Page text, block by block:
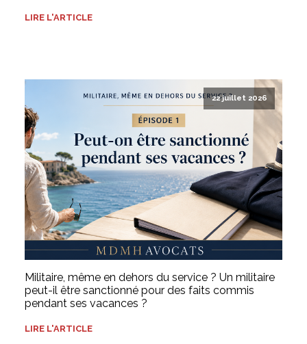
LIRE L'ARTICLE
22 juillet 2026
Militaire, même en dehors du service ? Un militaire
peut-il être sanctionné pour des faits commis
pendant ses vacances ?
LIRE L'ARTICLE